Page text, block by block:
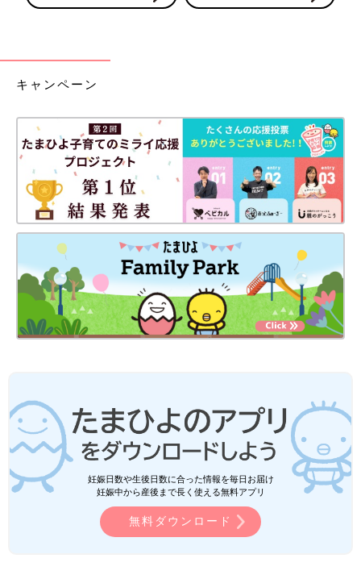
キャンペーン
妊娠日数や生後日数に合った情報を毎日お届け
妊娠中から産後まで長く使える無料アプリ
無料ダウンロード